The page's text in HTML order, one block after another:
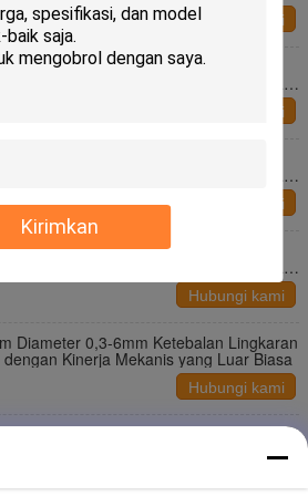
Kirimkan
Hubungi kami
Lingkaran disesuaikan untuk
peralatan dapur dengan ketebalan
Hubungi kami
Lingkaran disesuaikan untuk
peralatan dapur dengan ketebalan
Hubungi kami
Disc Lingkaran disesuaikan untuk
peralatan dapur dengan ketebalan
sampai 6 milimeter
Hubungi kami
Diameter 0,3-6mm Ketebalan Lingkaran
Kinerja Mekanis yang Luar Biasa
Hubungi kami